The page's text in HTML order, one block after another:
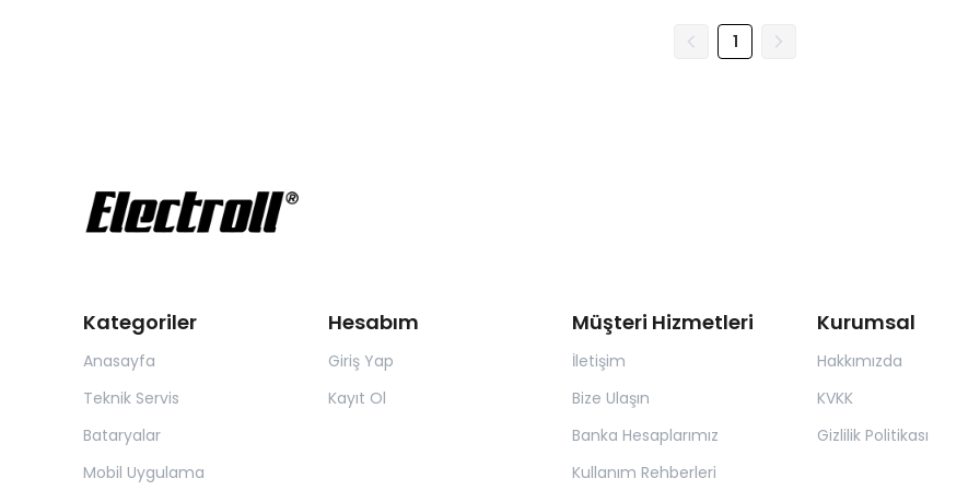
1
Kategoriler
Anasayfa
Teknik Servis
Bataryalar
Mobil Uygulama
Hesabım
Giriş Yap
Kayıt Ol
Müşteri Hizmetleri
İletişim
Bize Ulaşın
Banka Hesaplarımız
Kullanım Rehberleri
Kurumsal
Hakkımızda
KVKK
Gizlilik Politikası